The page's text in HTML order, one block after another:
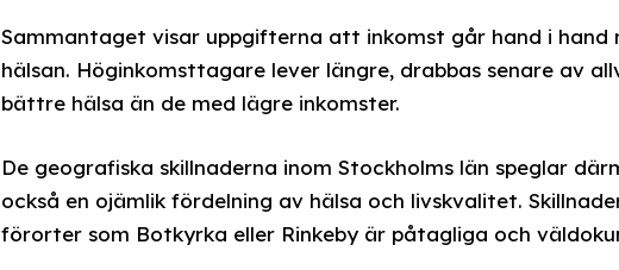
Sammantaget visar uppgifterna att inkomst går hand i
hälsan. Höginkomsttagare lever längre, drabbas senare av
bättre hälsa än de med lägre inkomster.
De geografiska skillnaderna inom Stockholms län speglar
också en ojämlik fördelning av hälsa och livskvalitet.
förorter som Botkyrka eller Rinkeby är påtagliga och